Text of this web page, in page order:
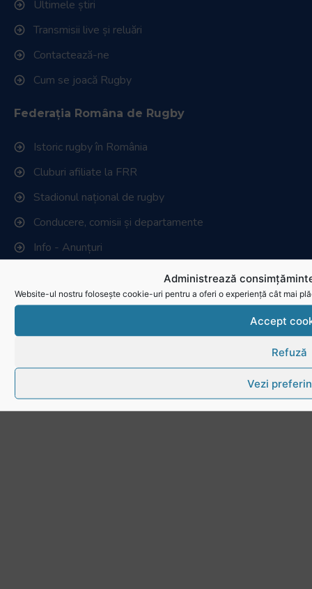
Administrează
Website-ul nostru folosește cookie-uri pentru a oferi o experiență cât mai
Accept
Refuză
Vezi
Ultimele știri
Transmisii live și reluări
Contactează-ne
Cum se joacă Rugby
Federația Româna de Rugby
Istoric rugby în România
Cluburi afiliate la FRR
Stadionul național de rugby
Conducere, comisii și departamente
Info - Anunțuri
Politica de utilizare cookies